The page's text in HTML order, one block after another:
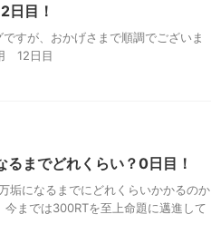
日目！
すが、おかげさまで順調でございま
12日目
までどれくらい？0日目！
垢になるまでにどれくらいかかるのか
までは300RTを至上命題に邁進して